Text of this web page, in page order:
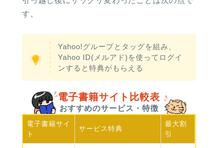
す。
Yahoo!グループとタッグを組み、
Yahoo ID(メルアド)を使ってログイ
ンすると特典がもらえる
電子書籍サイト比較表
おすすめのサービス・特徴
電子書籍サイ
ト
サービス特典
最大割
引